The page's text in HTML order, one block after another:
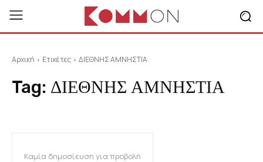
Αρχική Ετικέτες ΔΙΕΘΝΗΣ ΑΜΝΗΣΤΙΑ
Tag: ΔΙΕΘΝΗΣ ΑΜΝΗΣΤΙΑ
Καμία δημοσίευση για προβολή